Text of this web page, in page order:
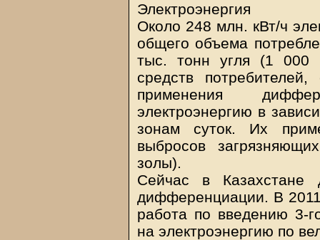
Электроэнергия
Около 248 млн. кВт/ч
общего объема
тыс. тонн угля (1 000
средств
применения
электроэнергию в
зонам суток. Их
выбросов
золы).
Сейчас в Казахстане
дифференциации. В 2011
работа по введению 3-
на электроэнергию по